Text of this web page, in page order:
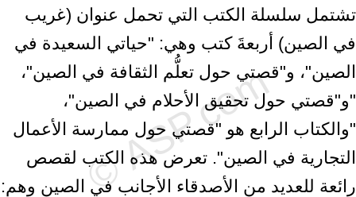
تشتمل سلسلة الكتب التي تحمل عنوان (غريب
في الصين) أربعةَ كتب وهي: "حياتي السعيدة في
الصين"، و"قصتي حول تعلُّم الثقافة في الصين"،
"و"قصتي حول تحقيق الأحلام في الصين"،
"والكتاب الرابع هو "قصتي حول ممارسة الأعمال
التجارية في الصين". تعرض هذه الكتب لقصص
رائعة للعديد من الأصدقاء الأجانب في الصين وهم: